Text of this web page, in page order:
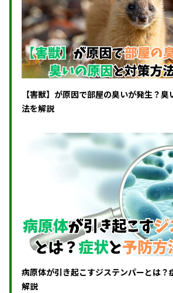
【害獣】が原因で部屋の臭いが発生？
法を解説
病原体が引き起こすジステンパーとは？
解説